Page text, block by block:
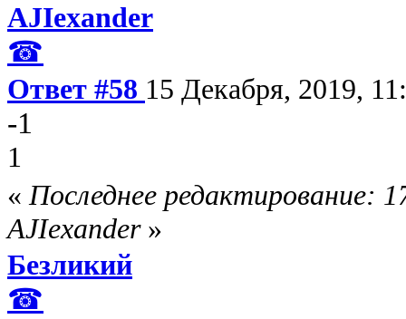
AJIexander
☎
Ответ #58 15 Декабря, 2019,
-1
1
« Последнее редактирование:
AJIexander»
Безликий
☎